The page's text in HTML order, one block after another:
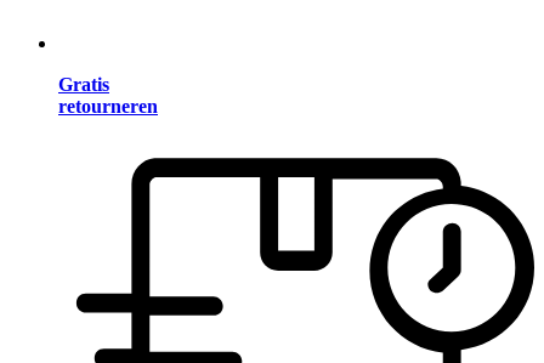
Gratis
retourneren